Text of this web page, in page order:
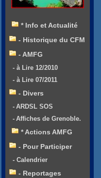
* Info et Actualité
- Historique du CFM
- AMFG
- à Lire 12/2010
- à Lire 07/2011
- Divers
- ARDSL SOS
- Affiches de Grenoble.
* Actions AMFG
- Pour Participer
- Calendrier
- Reportages